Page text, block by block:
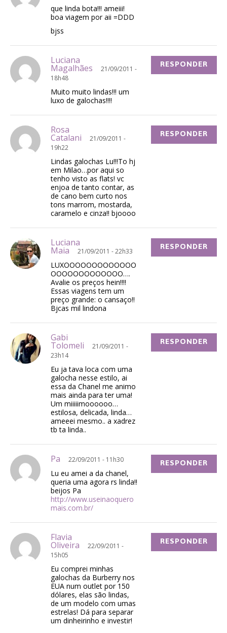
que linda bota!!! ameiii!
boa viagem por aii =DDD
bjss
Luciana
Magalhães
21/09/2011 -
18h48
Muito muito lindas!!! um
luxo de galochas!!!!
RESPONDER
Rosa
Catalani
21/09/2011 -
19h22
Lindas galochas Lu!!!To hj
em Milao…por aqui so
tenho visto as flats! vc
enjoa de tanto contar, as
de cano bem curto nos
tons marrom, mostarda,
caramelo e cinza!! bjoooo
RESPONDER
Luciana
Maia 21/09/2011 - 22h33
LUXOOOOOOOOOOOOO
OOOOOOOOOOOOO….
Avalie os preços hein!!!!
Essas viagens tem um
preço grande: o cansaço!!
Bjcas mil lindona
RESPONDER
Gabi
Tolomeli
21/09/2011 -
23h14
Eu ja tava loca com uma
galocha nesse estilo, ai
essa da Chanel me animo
mais ainda para ter uma!
Um miiiiimoooooo…
estilosa, delicada, linda…
ameeei mesmo.. a xadrez
tb ta linda..
RESPONDER
Pa 22/09/2011 - 11h30
Lu eu amei a da chanel,
queria uma agora rs linda!!
beijos Pa
http://www.useinaoquero
mais.com.br/
RESPONDER
Flavia
Oliveira
22/09/2011 -
15h05
Eu comprei minhas
galochas da Burberry nos
EUA num outlet por 150
dólares, elas são lindas,
de um modelo com umas
estrelas! Dá para separar
um dinheirinho e investir!
RESPONDER